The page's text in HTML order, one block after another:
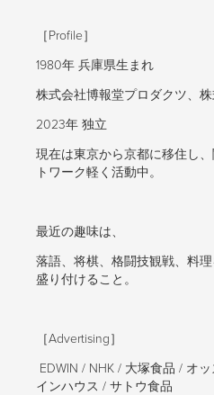
［Profile］
1980年 兵庫県生まれ
株式会社博報堂プロダクツ、株
2023年 独立
現在は東京から京都に移住し
トワーク軽く活動中。
最近の趣味は、
落語、将棋、格闘技観戦、料
盛り付けること。
［Advertising］
EDWIN / NHK / 大塚食品 / オ
インハウス / サトウ食品